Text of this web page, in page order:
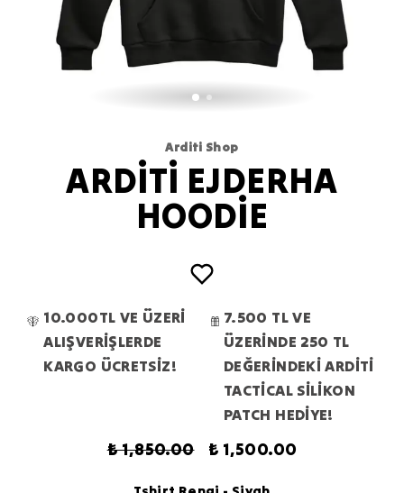
Arditi Shop
ARDİTİ EJDERHA
HOODİE
10.000TL VE ÜZERİ
ALIŞVERİŞLERDE
KARGO ÜCRETSİZ!
7.500 TL VE
ÜZERİNDE 250 TL
DEĞERİNDEKİ ARDİTİ
TACTİCAL SİLİKON
PATCH HEDİYE!
₺ 1,850.00 ₺ 1,500.00